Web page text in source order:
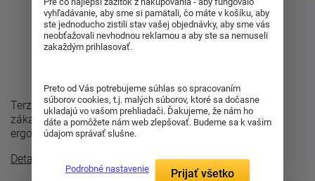
Terzaflex je komfortný lamelový rošt navrhnutý pre
zákazníkov, ktorí hľadajú vyššie pohodlie, modernú
ergonómiu a stabilnú oporu pri ...
Detailný popis
vyhľadávanie, aby sme si pamätali, čo máte v košíku, aby
ste jednoducho zistili stav vašej objednávky, aby sme vás
neobťažovali nevhodnou reklamou a aby ste sa nemuseli
zakaždým prihlasovať.
Preto od Vás potrebujeme súhlas so spracovaním
súborov cookies, t.j. malých súborov, ktoré sa dočasne
ukladajú vo vašom prehliadači. Ďakujeme, že nám ho
dáte a pomôžete nám web zlepšovať. Budeme sa k vašim
údajom správať slušne.
Podrobné nastavenie Prijať všetko